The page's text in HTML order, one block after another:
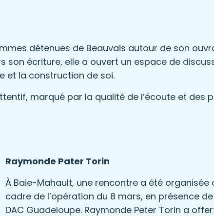
détenues de Beauvais autour de son
son écriture, elle a ouvert un espace de
et la construction de soi.
marqué par la qualité de l’écoute et des
Raymonde Pater Torin
À Baie-Mahault, une rencontre a été organisée
cadre de l’opération du 8 mars, en présence
DAC Guadeloupe. Raymonde Peter Torin a